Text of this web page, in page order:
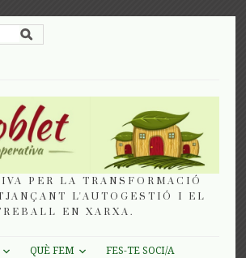
PER LA TRANSFORMACIÓ
L'AUTOGESTIÓ I EL
EN XARXA.
QUÈ FEM
FES-TE SOCI/A